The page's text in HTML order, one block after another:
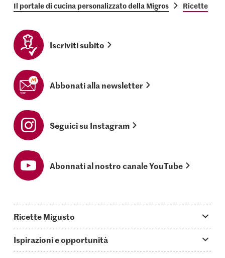
Il portale di cucina personalizzato della Migros Ricette
Iscriviti subito
Abbonati alla newsletter
Seguici su Instagram
Abonnati al nostro canale YouTube
Ricette Migusto
Oggi cucino
Ispirazioni e opportunità